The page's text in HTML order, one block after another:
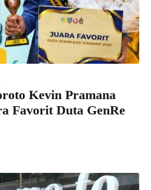
Kevin Pramana
Favorit Duta GenRe